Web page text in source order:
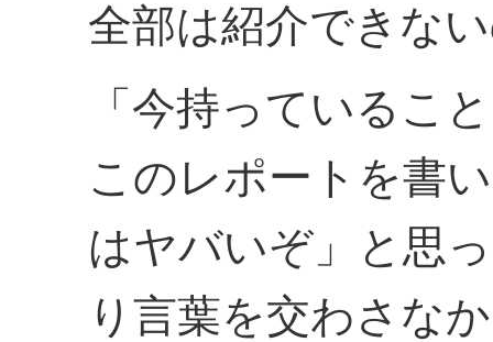
全部は紹介できな
「今持っているこ
このレポートを書
はヤバいぞ」と思
り言葉を交わさな